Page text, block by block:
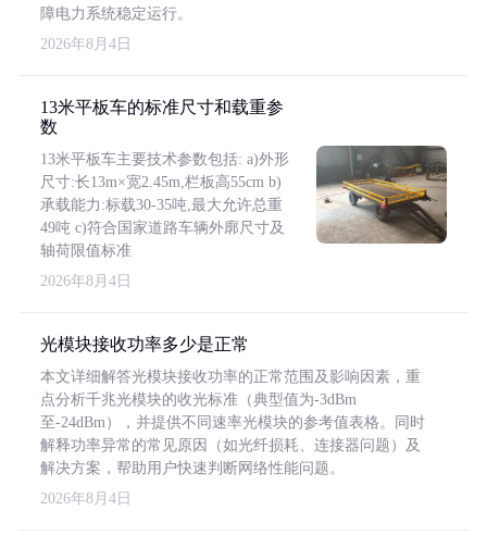
障电力系统稳定运行。
2026年8月4日
13米平板车的标准尺寸和载重参
数
13米平板车主要技术参数包括: a)外形
尺寸:长13m×宽2.45m,栏板高55cm b)
承载能力:标载30-35吨,最大允许总重
49吨 c)符合国家道路车辆外廓尺寸及
轴荷限值标准
2026年8月4日
光模块接收功率多少是正常
本文详细解答光模块接收功率的正常范围及影响因素，重
点分析千兆光模块的收光标准（典型值为-3dBm
至-24dBm），并提供不同速率光模块的参考值表格。同时
解释功率异常的常见原因（如光纤损耗、连接器问题）及
解决方案，帮助用户快速判断网络性能问题。
2026年8月4日